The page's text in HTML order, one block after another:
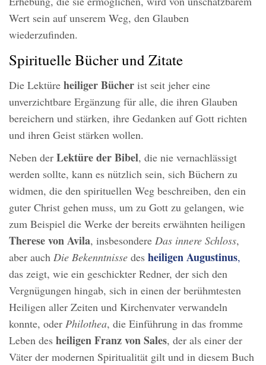
Wert sein auf unserem Weg, den Glauben
wiederzufinden.
Spirituelle Bücher und Zitate
Die Lektüre heiliger Bücher ist seit jeher eine
unverzichtbare Ergänzung für alle, die ihren Glauben
bereichern und stärken, ihre Gedanken auf Gott richten
und ihren Geist stärken wollen.
Neben der Lektüre der Bibel, die nie vernachlässigt
werden sollte, kann es nützlich sein, sich Büchern zu
widmen, die den spirituellen Weg beschreiben, den ein
guter Christ gehen muss, um zu Gott zu gelangen, wie
zum Beispiel die Werke der bereits erwähnten heiligen
Therese von Avila, insbesondere Das innere Schloss,
aber auch Die Bekenntnisse des heiligen Augustinus,
das zeigt, wie ein geschickter Redner, der sich den
Vergnügungen hingab, sich in einen der berühmtesten
Heiligen aller Zeiten und Kirchenvater verwandeln
konnte, oder Philothea, die Einführung in das fromme
Leben des heiligen Franz von Sales, der als einer der
Väter der modernen Spiritualität gilt und in diesem Buch